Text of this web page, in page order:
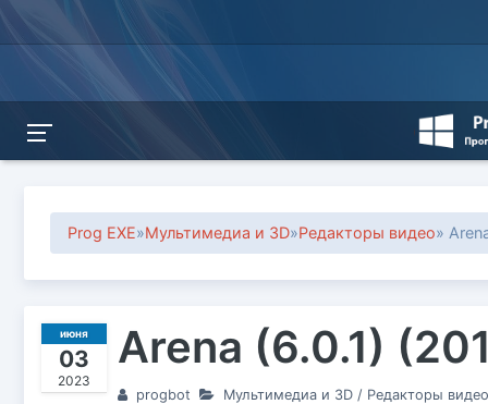
Prog EXE»Мультимедиа и 3D»Редакторы видео»
июня
03
2023
Arena (6.0.1)
progbot Мультимедиа и 3D/ Редакторы видео